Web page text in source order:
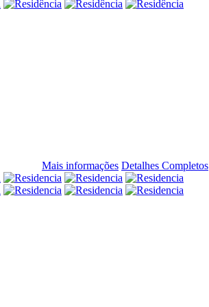
Mais informações Detalhes Completos